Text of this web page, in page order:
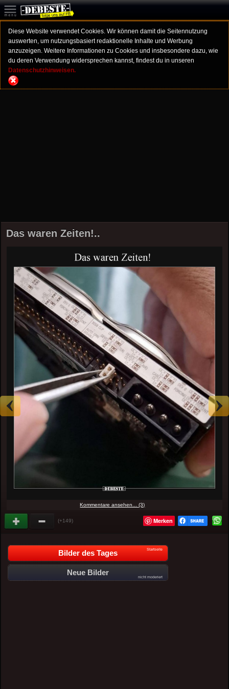
Diese Website verwendet Cookies. Wir können damit die Seitennutzung
auswerten, um nutzungsbasiert redaktionelle Inhalte und Werbung
anzuzeigen. Weitere Informationen zu Cookies und insbesondere dazu, wie
du deren Verwendung widersprechen kannst, findest du in unseren
Datenschutzhinweisen.
Das waren Zeiten!..
Kommentare ansehen... (3)
(+149) Merken
Bilder des Tages Startseite
Neue Bilder
nicht moderiert